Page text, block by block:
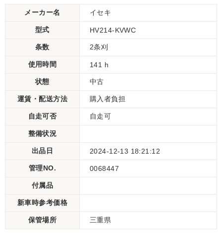
メーカー名 イセキ
型式 HV214-KVWC
条数 2条刈
使用時間 141 h
状態 中古
運賃・配送方法 購入者負担
自走可否 自走可
整備状況
出品日 2024-12-13 18:21:12
管理NO. 0068447
付属品
新車時参考価格
保管場所 三重県